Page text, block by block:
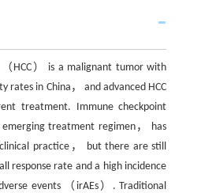
HCC） is a malignant tumor with
rates in China， and advanced HCC
treatment. Immune checkpoint
treatment regimen， has
practice， but there are still
response rate and a high incidence
events （irAEs）. Traditional